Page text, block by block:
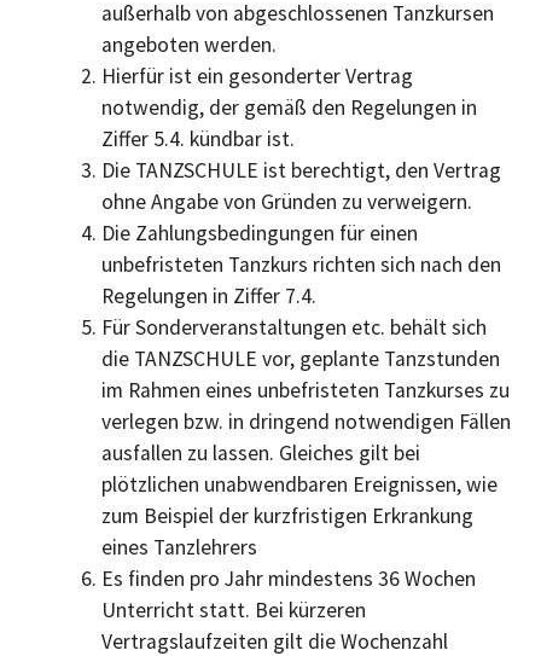
außerhalb von abgeschlossenen Tanzkursen
angeboten werden.
Hierfür ist ein gesonderter Vertrag
notwendig, der gemäß den Regelungen in
Ziffer 5.4. kündbar ist.
Die TANZSCHULE ist berechtigt, den Vertrag
ohne Angabe von Gründen zu verweigern.
Die Zahlungsbedingungen für einen
unbefristeten Tanzkurs richten sich nach den
Regelungen in Ziffer 7.4.
Für Sonderveranstaltungen etc. behält sich
die TANZSCHULE vor, geplante Tanzstunden
im Rahmen eines unbefristeten Tanzkurses zu
verlegen bzw. in dringend notwendigen Fällen
ausfallen zu lassen. Gleiches gilt bei
plötzlichen unabwendbaren Ereignissen, wie
zum Beispiel der kurzfristigen Erkrankung
eines Tanzlehrers
Es finden pro Jahr mindestens 36 Wochen
Unterricht statt. Bei kürzeren
Vertragslaufzeiten gilt die Wochenzahl